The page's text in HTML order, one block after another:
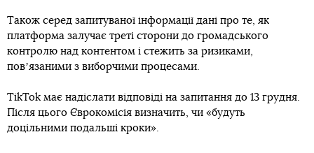
Також серед запитуваної інформації дані про те, як
платформа залучає треті сторони до громадського
контролю над контентом і стежить за ризиками,
повʼязаними з виборчими процесами.
TikTok має надіслати відповіді на запитання до 13 грудня.
Після цього Єврокомісія визначить, чи «будуть
доцільними подальші кроки».